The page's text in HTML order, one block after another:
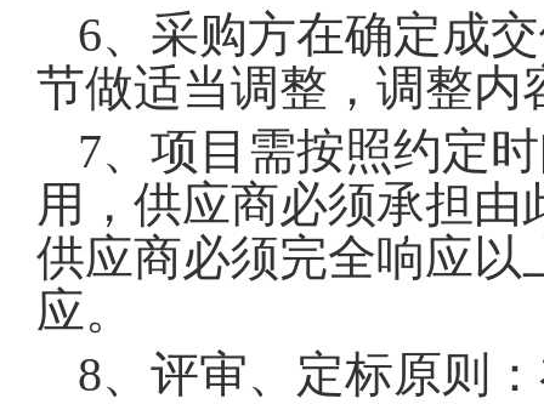
6、采购方在确定成
节做适当调整，调整内
7、项目需按照约定
用，供应商必须承担
供应商必须完全响应以
应。
8、评审、定标原则